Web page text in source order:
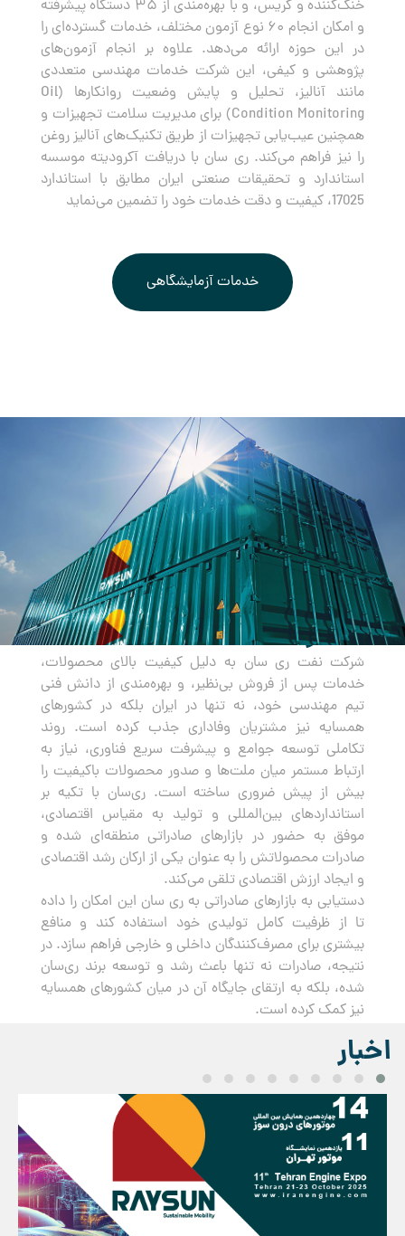
خنک‌کننده و گریس، و با بهره‌مندی از ۳۵ دستگاه پیشرفته
و امکان انجام ۶۰ نوع آزمون مختلف، خدمات گسترده‌ای را
در این حوزه ارائه می‌دهد. علاوه بر انجام آزمون‌های
پژوهشی و کیفی، این شرکت خدمات مهندسی متعددی
مانند آنالیز، تحلیل و پایش وضعیت روانکارها (Oil
Condition Monitoring) برای مدیریت سلامت تجهیزات و
همچنین عیب‌یابی تجهیزات از طریق تکنیک‌های آنالیز روغن
را نیز فراهم می‌کند. ری سان با دریافت آکرودیته موسسه
استاندارد و تحقیقات صنعتی ایران مطابق با استاندارد
17025، کیفیت و دقت خدمات خود را تضمین می‌نماید
خدمات آزمایشگاهی
صادرات
شرکت نفت ری سان به دلیل کیفیت بالای محصولات،
خدمات پس از فروش بی‌نظیر، و بهره‌مندی از دانش فنی
تیم مهندسی خود، نه تنها در ایران بلکه در کشورهای
همسایه نیز مشتریان وفاداری جذب کرده است. روند
تکاملی توسعه جوامع و پیشرفت سریع فناوری، نیاز به
ارتباط مستمر میان ملت‌ها و صدور محصولات باکیفیت را
بیش از پیش ضروری ساخته است. ری‌سان با تکیه بر
استانداردهای بین‌المللی و تولید به مقیاس اقتصادی،
موفق به حضور در بازارهای صادراتی منطقه‌ای شده و
صادرات محصولاتش را به عنوان یکی از ارکان رشد اقتصادی
و ایجاد ارزش اقتصادی تلقی می‌کند.
دستیابی به بازارهای صادراتی به ری سان این امکان را داده
تا از ظرفیت کامل تولیدی خود استفاده کند و منافع
بیشتری برای مصرف‌کنندگان داخلی و خارجی فراهم سازد. در
نتیجه، صادرات نه تنها باعث رشد و توسعه برند ری‌سان
شده، بلکه به ارتقای جایگاه آن در میان کشورهای همسایه
نیز کمک کرده است.
اخبار